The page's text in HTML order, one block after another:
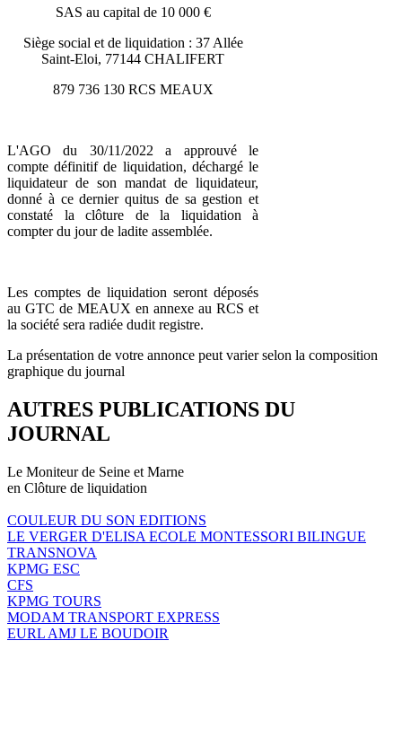
SAS au capital de 10 000 €
Siège social et de liquidation : 37 Allée
Saint-Eloi, 77144 CHALIFERT
879 736 130 RCS MEAUX
L'AGO du 30/11/2022 a approuvé le
compte définitif de liquidation, déchargé le
liquidateur de son mandat de liquidateur,
donné à ce dernier quitus de sa gestion et
constaté la clôture de la liquidation à
compter du jour de ladite assemblée.
Les comptes de liquidation seront déposés
au GTC de MEAUX en annexe au RCS et
la société sera radiée dudit registre.
La présentation de votre annonce peut varier selon la composition
graphique du journal
AUTRES PUBLICATIONS DU
JOURNAL
Le Moniteur de Seine et Marne
en Clôture de liquidation
COULEUR DU SON EDITIONS
LE VERGER D'ELISA ECOLE MONTESSORI BILINGUE
TRANSNOVA
KPMG ESC
CFS
KPMG TOURS
MODAM TRANSPORT EXPRESS
EURL AMJ LE BOUDOIR